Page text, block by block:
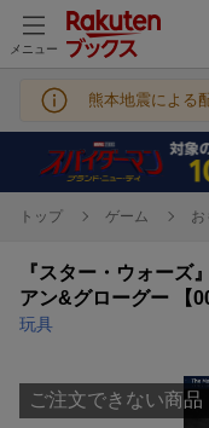
メニュー
熊本地震による
トップ ゲーム お
『スター・ウォーズ
アン&グローグー 【
玩具
ご注文できない商品